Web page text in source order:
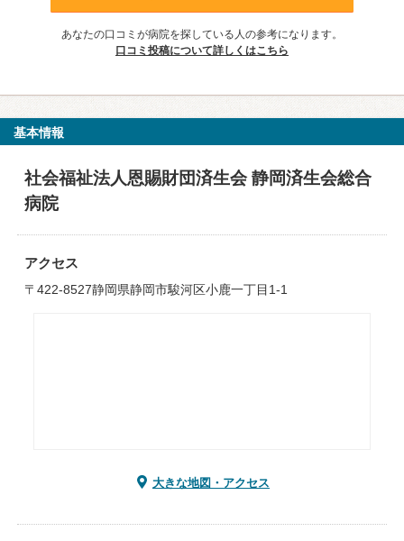
あなたの口コミが病院を探している人の参考になります。
口コミ投稿について詳しくはこちら
基本情報
社会福祉法人恩賜財団済生会 静岡済生会総合
病院
アクセス
〒422-8527静岡県静岡市駿河区小鹿一丁目1-1
大きな地図・アクセス